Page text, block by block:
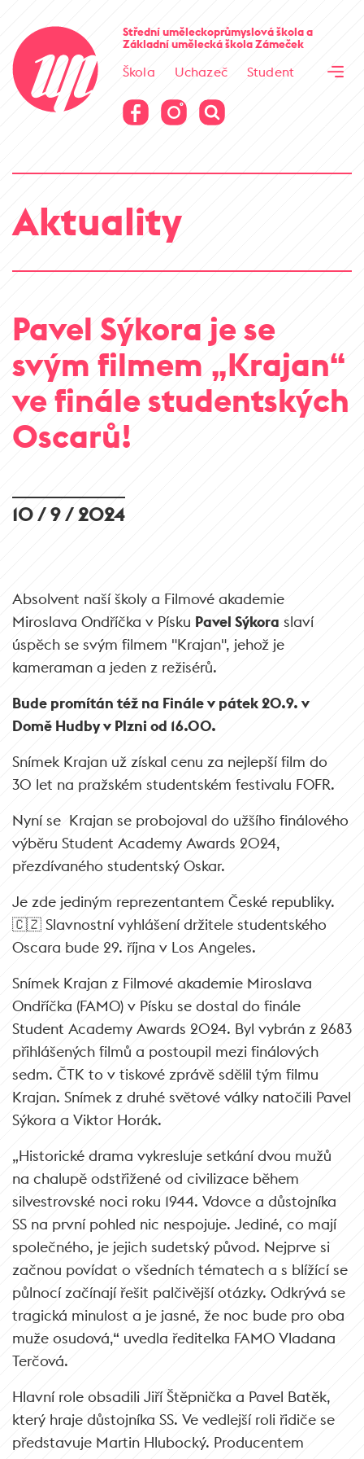
Střední uměleckoprůmyslová školaa
Základní umělecká školaZámeček
Škola Uchazeč
Student
Virtuální prohlídka
Virtuální prohlídka
Aktuality
Pavel Sýkora je se
svým filmem „Krajan“
ve finále studentských
Oscarů!
10 / 9 / 2024
Absolvent naší školy a Filmové akademie
Miroslava Ondříčka v Písku Pavel Sýkora slaví
úspěch se svým filmem "Krajan", jehož je
kameraman a jeden z režisérů.
Bude promítán též na Finále v pátek 20.9. v
Domě Hudby v Plzni od 16.00.
Snímek Krajan už získal cenu za nejlepší film do
30 let na pražském studentském festivalu FOFR.
Nyní se Krajan se probojoval do užšího finálového
výběru Student Academy Awards 2024,
přezdívaného studentský Oskar.
Je zde jediným reprezentantem České republiky.
🇨🇿 Slavnostní vyhlášení držitele studentského
Oscara bude 29. října v Los Angeles.
Snímek Krajan z Filmové akademie Miroslava
Ondříčka (FAMO) v Písku se dostal do finále
Student Academy Awards 2024. Byl vybrán z 2683
přihlášených filmů a postoupil mezi finálových
sedm. ČTK to v tiskové zprávě sdělil tým filmu
Krajan. Snímek z druhé světové války natočili Pavel
Sýkora a Viktor Horák.
„Historické drama vykresluje setkání dvou mužů
na chalupě odstřižené od civilizace během
silvestrovské noci roku 1944. Vdovce a důstojníka
SS na první pohled nic nespojuje. Jediné, co mají
společného, je jejich sudetský původ. Nejprve si
začnou povídat o všedních tématech a s blížící se
půlnocí začínají řešit palčivější otázky. Odkrývá se
tragická minulost a je jasné, že noc bude pro oba
muže osudová,“ uvedla ředitelka FAMO Vladana
Terčová.
Hlavní role obsadili Jiří Štěpnička a Pavel Batěk,
který hraje důstojníka SS. Ve vedlejší roli řidiče se
představuje Martin Hlubocký. Producentem